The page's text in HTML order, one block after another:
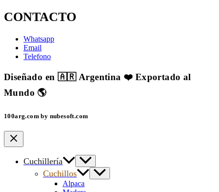
CONTACTO
Whatsapp
Email
Telefono
Diseñado en 🇦🇷 Argentina ❤️ Exportado al
Mundo 🌎
100arg.com by nubesoft.com
Cuchillería
Cuchillos
Alpaca